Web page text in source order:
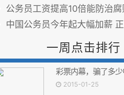
公务员工资提高10倍能防治腐
中国公务员今年起大幅加薪 正国级官员工
一周点击排行
彩票内幕，骗了多
2015-01-25